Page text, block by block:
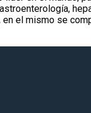
el mismo se